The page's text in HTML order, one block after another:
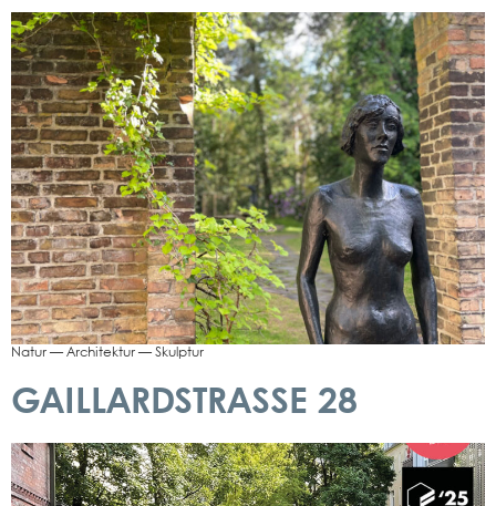
Natur — Archi­tek­tur — Skulp­tur
GAILLARDSTRASSE 28